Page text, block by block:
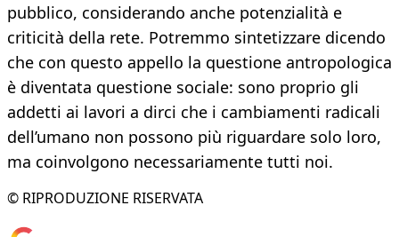
pubblico, considerando anche potenzialità e
criticità della rete. Potremmo sintetizzare dicendo
che con questo appello la questione antropologica
è diventata questione sociale: sono proprio gli
addetti ai lavori a dirci che i cambiamenti radicali
dell’umano non possono più riguardare solo loro,
ma coinvolgono necessariamente tutti noi.
© RIPRODUZIONE RISERVATA